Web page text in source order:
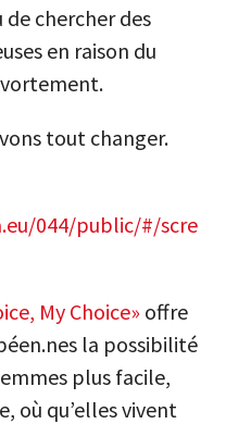
de chercher des
en raison du
tout changer.
044/public/#/scre
My Choice» offre
la possibilité
plus facile,
où qu’elles vivent